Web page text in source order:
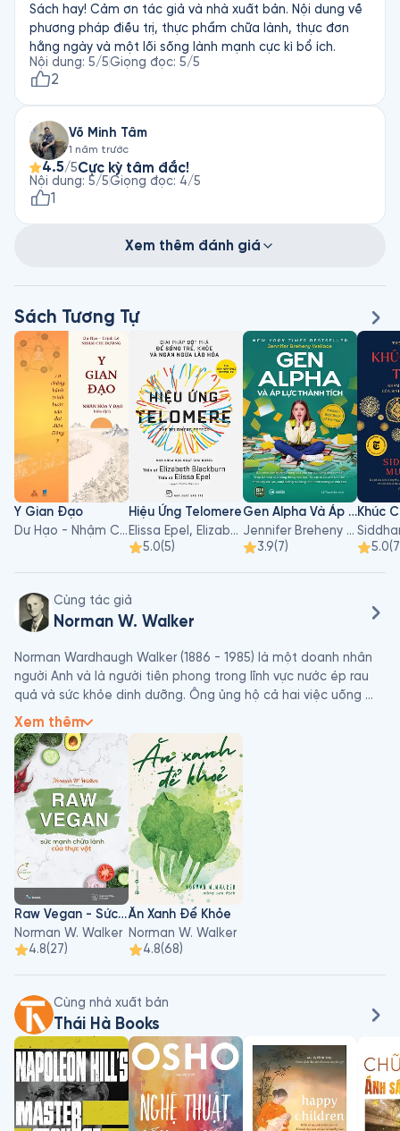
Sách hay! Cảm ơn tác giả và nhà xuất bản. Nội dung về
phương pháp điều trị, thực phẩm chữa lành, thực đơn
hằng ngày và một lối sống lành mạnh cực kì bổ ích.
Nội dung: 5/5Giọng đọc: 5/5
2
Võ Minh Tâm
1 năm trước
4.5/5Cực kỳ tâm đắc!
Nội dung: 5/5Giọng đọc: 4/5
1
Xem thêm đánh giá
Sách Tương Tự
Y Gian Đạo
Dư Hạo - Nhậm Chi Đường, Trịnh Lê
Hiệu Ứng Telomere
Elissa Epel, Elizabeth Blackburn
5.0(5)
Gen Alpha Và Áp Lực Thành Tích
Jennifer Breheny Wallace
3.9(7) 5.0(7
Cùng tác giả
Norman W. Walker
Norman Wardhaugh Walker (1886 - 1985) là một doanh nhân
người Anh và là người tiên phong trong lĩnh vực nước ép rau
quả và sức khỏe dinh dưỡng. Ông ủng hộ cả hai việc uống
nước ép rau tươi và nước ép trái cây tươi để duy trì sức khỏe
của con người. Dựa trên thiết kế của ông, máy ép trái cây
thủy lực Norwalk được phát triển. Máy ép trái cây này vẫn tiếp
tục được sản xuất và bán cho đến tận ngày nay.
Walker nổi tiếng và được nhiều người biết đến từ ba lý do sau:
Ông là tác giả của ít nhất sáu cuốn sách được xuất bản từ
năm 1937 đến 1978 về dinh dưỡng và cách sống lành mạnh;
Ông là nhà phát minh của một máy ép trái cây quan trọng và
độc đáo vẫn được sản xuất cho đến ngày nay; Và cuối cùng
là vì ông là người tiên phong trong các loại thực phẩm tươi,
nước ép và các phong trào ăn chay. Tất cả các phong trào
trên đều đã phát triển về quy mô và phạm vi trong những
năm qua.
Kể từ năm 2006, hầu hết các trang web quảng cáo đều
tuyên bố sai rằng Walker đạt đến độ tuổi khác nhau từ 109,
113, 116, 118 hoặc thậm chí 119 tuổi. Một số nguồn chính thức,
Chỉ số Tử vong An sinh Xã hội Hoa Kỳ cho thấy ông thực sự
sống đến 99 tuổi.
Xem thêm
Raw Vegan - Sức Mạnh Chữa Lành Của Thực Vật
Norman W. Walker
4.8(27)
Ăn Xanh Để Khỏe
Norman W. Walker
4.8(68)
Cùng nhà xuất bản
Thái Hà Books